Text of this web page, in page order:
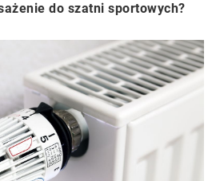
do szatni sportowych?